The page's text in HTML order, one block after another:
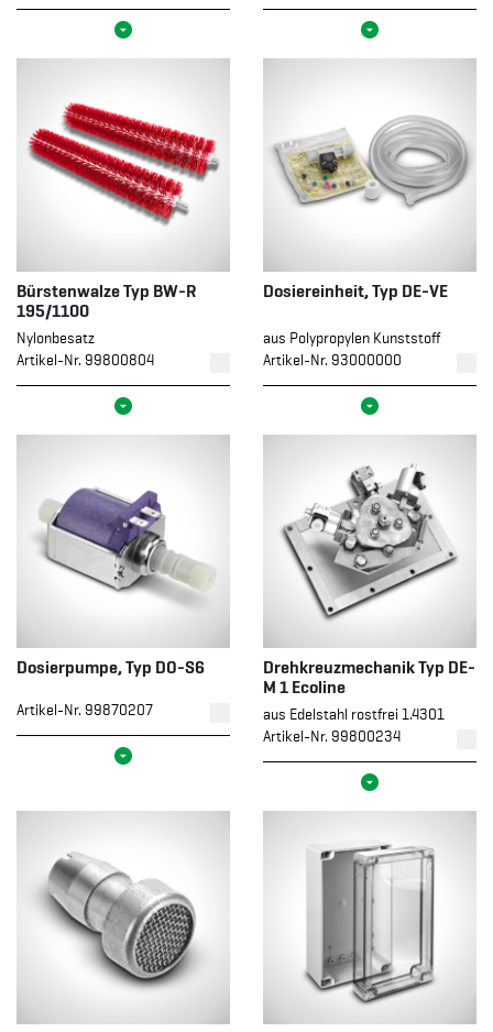
Bürstenwalze Typ BW-R
195/1100
Nylonbesatz
Artikel-Nr. 99800804
Dosiereinheit, Typ DE-VE
aus Polypropylen Kunststoff
Artikel-Nr. 93000000
Dosierpumpe, Typ DO-S6
Artikel-Nr. 99870207
Drehkreuzmechanik Typ DE-
M 1 Ecoline
aus Edelstahl rostfrei 1.4301
Artikel-Nr. 99800234